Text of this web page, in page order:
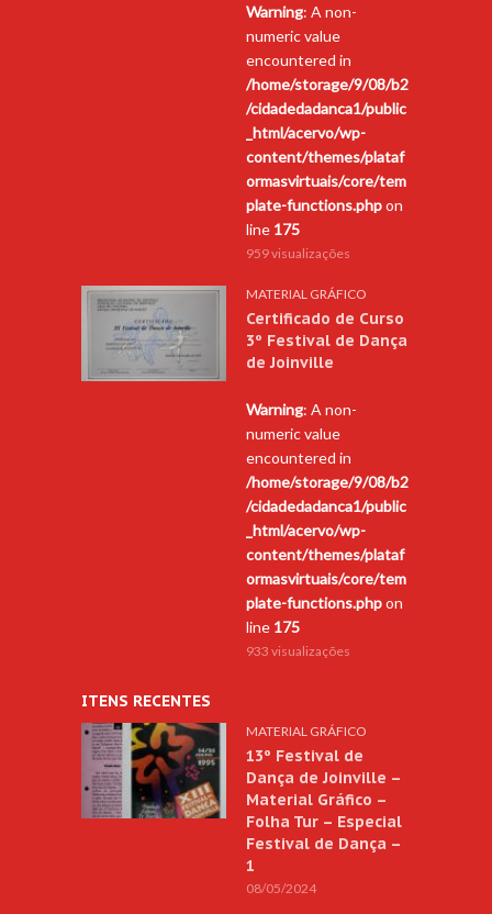
Warning: A non-
numeric value
encountered in
/home/storage/9/08/b2
/cidadedadanca1/public
_html/acervo/wp-
content/themes/plataf
ormasvirtuais/core/tem
plate-functions.phpon
line 175
959 visualizações
MATERIAL GRÁFICO
Certificado de Curso
3º Festival de Dança
de Joinville
Warning: A non-
numeric value
encountered in
/home/storage/9/08/b2
/cidadedadanca1/public
_html/acervo/wp-
content/themes/plataf
ormasvirtuais/core/tem
plate-functions.phpon
line 175
933 visualizações
ITENS RECENTES
MATERIAL GRÁFICO
13º Festival de
Dança de Joinville –
Material Gráfico –
Folha Tur – Especial
Festival de Dança –
1
08/05/2024